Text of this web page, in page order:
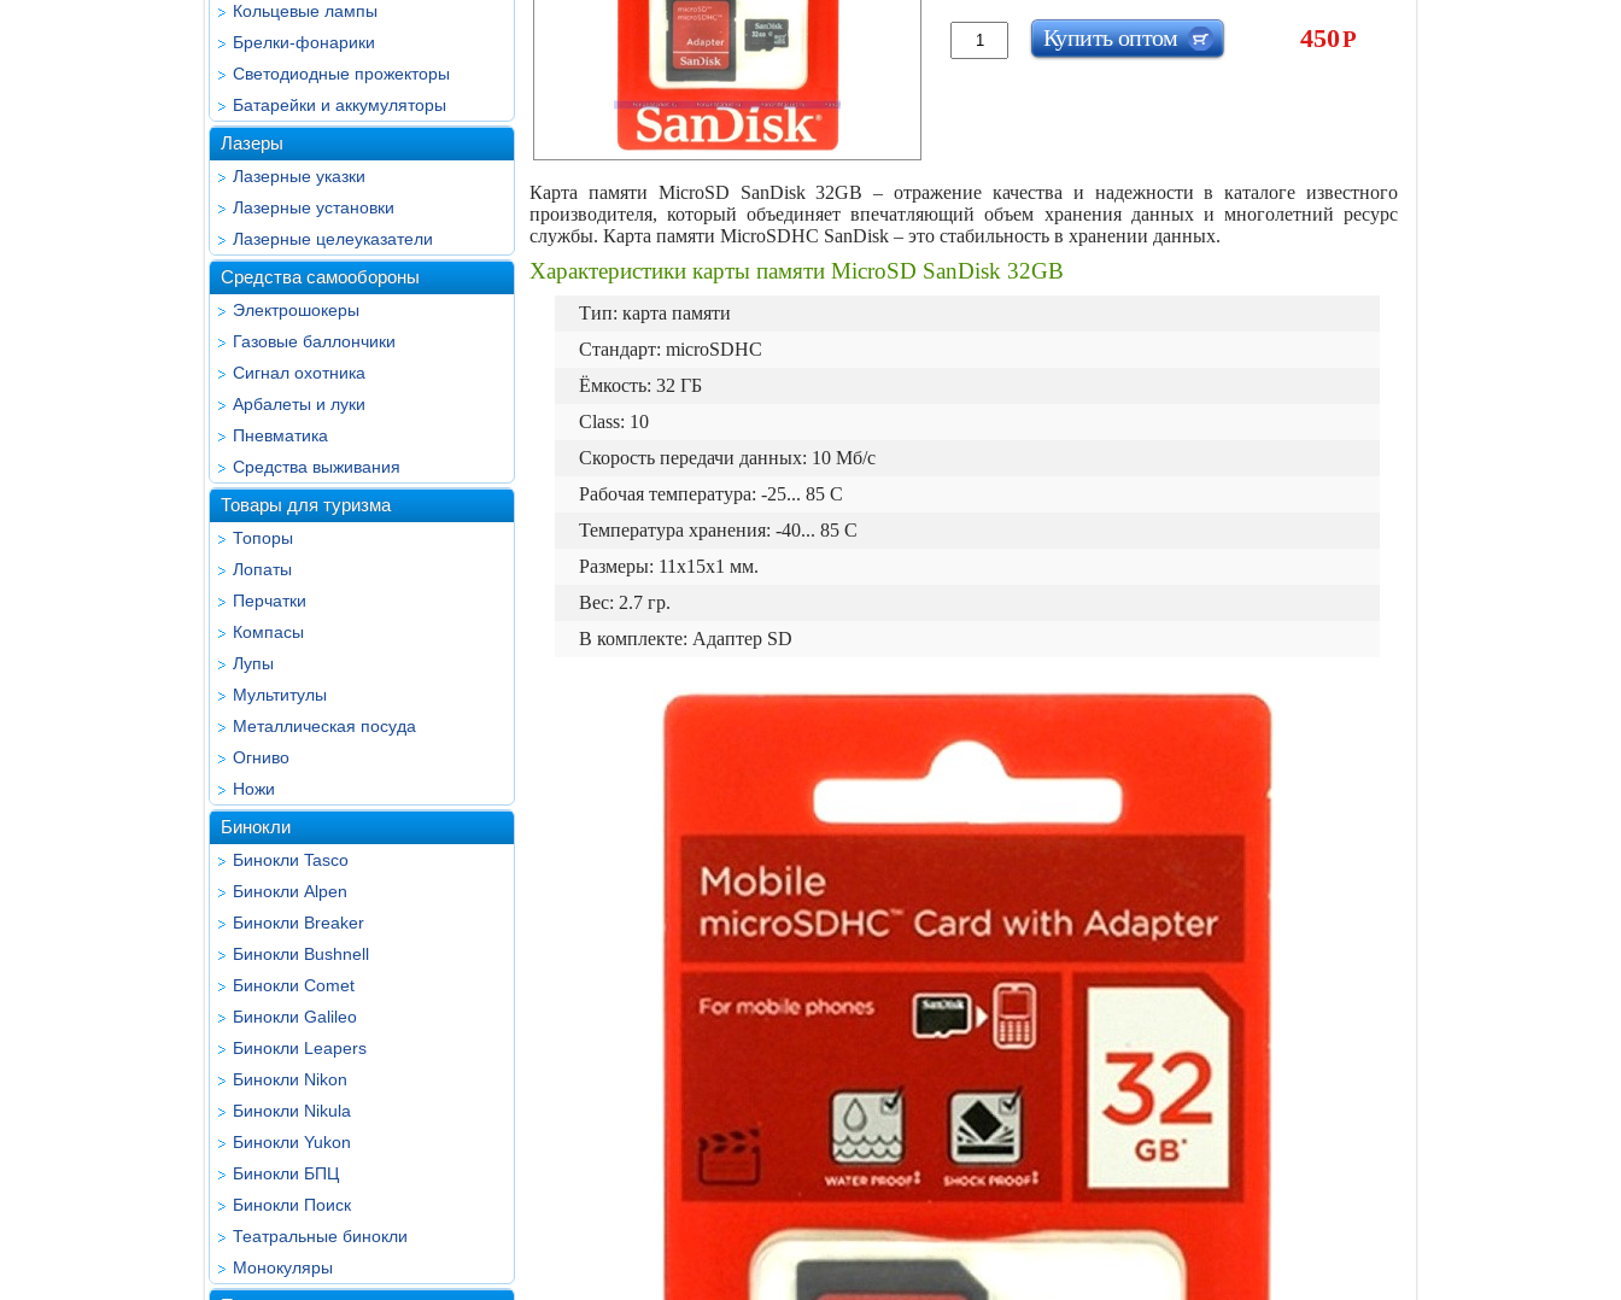
Кольцевые лампы
Брелки-фонарики
Светодиодные прожекторы
Батарейки и аккумуляторы
Лазеры
Лазерные указки
Лазерные установки
Лазерные целеуказатели
Средства самообороны
Электрошокеры
Газовые баллончики
Сигнал охотника
Арбалеты и луки
Пневматика
Средства выживания
Товары для туризма
Топоры
Лопаты
Перчатки
Компасы
Лупы
Мультитулы
Металлическая посуда
Огниво
Ножи
Бинокли
Бинокли Tasco
Бинокли Alpen
Бинокли Breaker
Бинокли Bushnell
Бинокли Comet
Бинокли Galileo
Бинокли Leapers
Бинокли Nikon
Бинокли Nikula
Бинокли Yukon
Бинокли БПЦ
Бинокли Поиск
Театральные бинокли
Монокуляры
450Р
Купить оптом
Карта памяти MicroSD SanDisk 32GB – отражение качества и надежности в каталоге известного
производителя, который объединяет впечатляющий объем хранения данных и многолетний ресурс
службы. Карта памяти MicroSDHC SanDisk – это стабильность в хранении данных.
Характеристики карты памяти MicroSD SanDisk 32GB
Тип: карта памяти
Стандарт: microSDHC
Ёмкость: 32 ГБ
Сlass: 10
Скорость передачи данных: 10 Мб/с
Рабочая температура: -25... 85 C
Температура хранения: -40... 85 C
Размеры: 11x15x1 мм.
Вес: 2.7 гр.
В комплекте: Адаптер SD